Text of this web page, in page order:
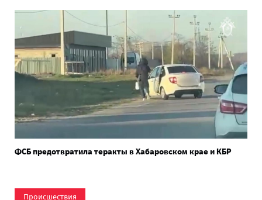
ФСБ предотвратила теракты в Хабаровском крае и КБР
Происшествия